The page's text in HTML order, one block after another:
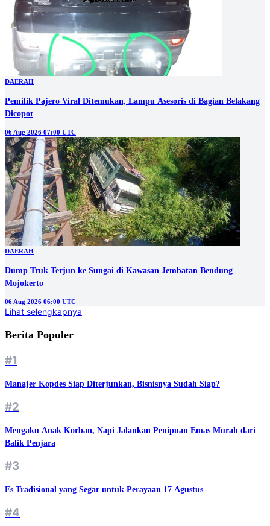
DAERAH
Pemilik Pajero Viral Ditemukan, Lampu Asesoris di Bagian Belakang
Dicopot
06 Aug 2026 07:00 UTC
DAERAH
Dump Truk Terjun ke Sungai di Kawasan Jembatan Bendung
Mojokerto
06 Aug 2026 06:00 UTC
Lihat selengkapnya
Berita Populer
#1
Manajer Kopdes Siap Diterjunkan, Bisnisnya Sudah Siap?
#2
Mengaku Anak Korban, Napi Jalankan Penipuan Emas Murah dari
Balik Penjara
#3
Es Tradisional yang Segar untuk Perayaan 17 Agustus
#4